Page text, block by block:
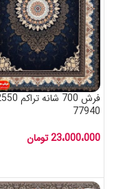
77940
23،000،000تومان